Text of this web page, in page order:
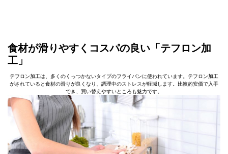
食材が滑りやすくコスパの良い「テフロン加
工」
テフロン加工は、多くのくっつかないタイプのフライパンに使われています。テフロン加工
がされていると食材の滑りが良くなり、調理中のストレスが軽減します。比較的安価で入手
でき、買い替えやすいところも魅力です。